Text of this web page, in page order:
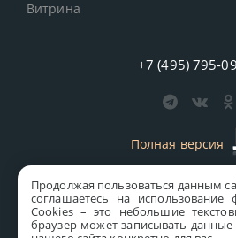
Продолжая пользоваться данным
соглашаетесь на использование
Сookies – это небольшие
браузер может записывать
Витрина
+7 (495) 795-
Полная версия
старая версия
Все права защищены © 1997-2026